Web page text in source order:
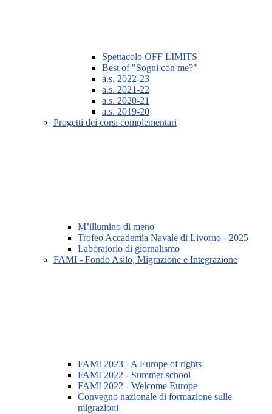
Spettacolo OFF LIMITS
Best of "Sogni con me?"
a.s. 2022-23
a.s. 2021-22
a.s. 2020-21
a.s. 2019-20
Progetti dei corsi complementari
M’illumino di meno
Trofeo Accademia Navale di Livorno - 2025
Laboratorio di giornalismo
FAMI - Fondo Asilo, Migrazione e Integrazione
FAMI 2023 - A Europe of rights
FAMI 2022 - Summer school
FAMI 2022 - Welcome Europe
Convegno nazionale di formazione sulle
migrazioni